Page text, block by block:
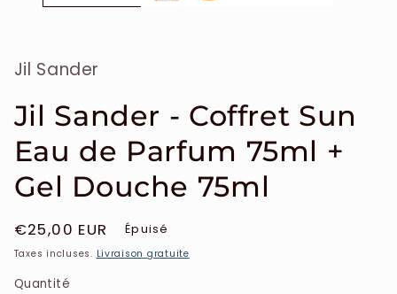
Jil Sander
Jil Sander - Coffret Sun
Eau de Parfum 75ml +
Gel Douche 75ml
Prix
habituel
€25,00 EUR Épuisé
Taxes incluses. Livraison gratuite
Quantité